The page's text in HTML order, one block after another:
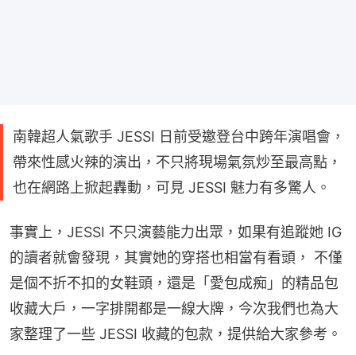
南韓超人氣歌手 JESSI 日前受邀登台中跨年演唱會，
帶來性感火辣的演出，不只將現場氣氛炒至最高點，
也在網路上掀起轟動，可見 JESSI 魅力有多驚人。
事實上，JESSI 不只演藝能力出眾，如果有追蹤她 IG
的讀者就會發現，其實她的穿搭也相當有看頭， 不僅
是個不折不扣的女鞋頭，還是「愛包成痴」的精品包
收藏大戶，一字排開都是一線大牌，今次我們也為大
家整理了一些 JESSI 收藏的包款，提供給大家參考。